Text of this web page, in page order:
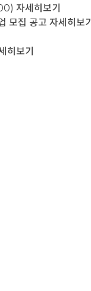
자세히보기
모집 공고 자세히보기
히보기